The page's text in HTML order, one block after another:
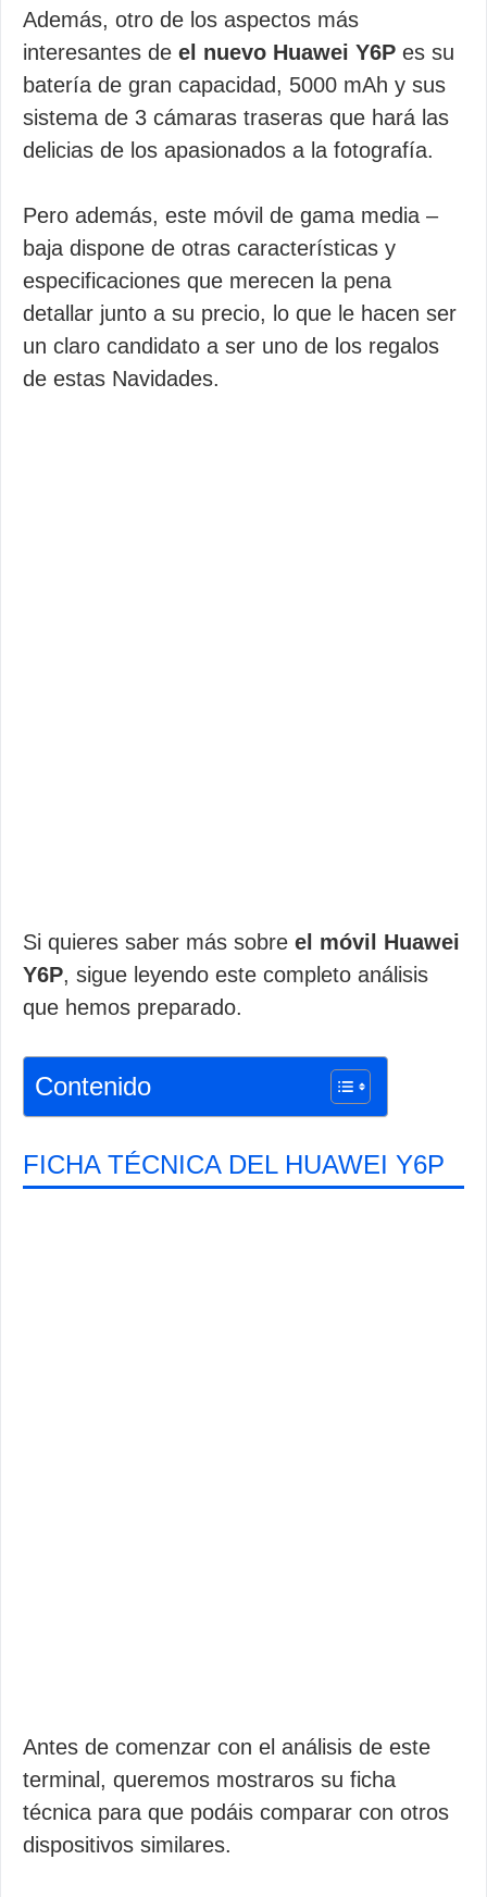
Además, otro de los aspectos más
interesantes de el nuevo Huawei Y6P es su
batería de gran capacidad, 5000 mAh y sus
sistema de 3 cámaras traseras que hará las
delicias de los apasionados a la fotografía.
Pero además, este móvil de gama media –
baja dispone de otras características y
especificaciones que merecen la pena
detallar junto a su precio, lo que le hacen ser
un claro candidato a ser uno de los regalos
de estas Navidades.
Si quieres saber más sobre el móvil Huawei
Y6P, sigue leyendo este completo análisis
que hemos preparado.
Contenido
FICHA TÉCNICA DEL HUAWEI Y6P
Antes de comenzar con el análisis de este
terminal, queremos mostraros su ficha
técnica para que podáis comparar con otros
dispositivos similares.